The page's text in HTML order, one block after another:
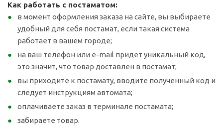
Как работать с постаматом:
в момент оформления заказа на сайте, вы выбираете
удобный для себя постамат, если такая система
работает в вашем городе;
на ваш телефон или e-mail придет уникальный код,
это значит, что товар доставлен в постамат;
вы приходите к постамату, вводите полученный код и
следует инструкциям автомата;
оплачиваете заказ в терминале постамата;
забираете товар.